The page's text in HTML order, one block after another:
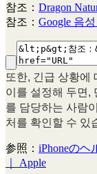
참조： Dragon
참조： Google 음
또한, 긴급 상황에
이를 설정해 두면,
를 담당하는 사람
처를 확인할 수 있
参照： iPhoneのヘ
｜ Apple